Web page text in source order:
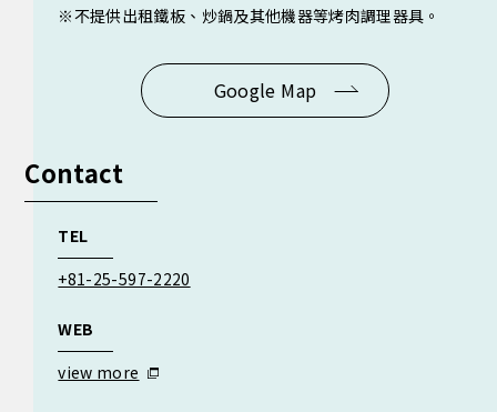
※不提供出租鐵板、炒鍋及其他機器等烤肉調理器具。
Google Map
Contact
TEL
+81-25-597-2220
WEB
view more